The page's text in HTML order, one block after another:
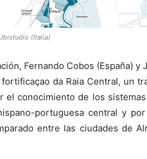
(Italia)
Fernando Cobos (España)
da Raia Central, un
el conocimiento de los
portuguesa central y
entre las ciudades de